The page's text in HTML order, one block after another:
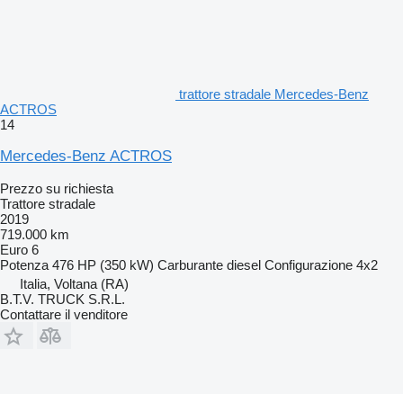
trattore stradale Mercedes-Benz
ACTROS
14
Mercedes-Benz ACTROS
Prezzo su richiesta
Trattore stradale
2019
719.000 km
Euro 6
Potenza 476 HP (350 kW) Carburante diesel Configurazione 4x2
Italia, Voltana (RA)
B.T.V. TRUCK S.R.L.
Contattare il venditore